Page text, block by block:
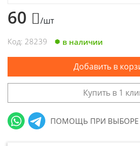
60 /шт
Код: 28239 в наличии
Добавить в
Купить в 1
ПОМОЩЬ ПРИ ВЫБОРЕ